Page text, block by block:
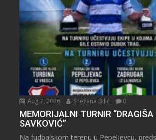
Aug 7, 2026 Snežana Bilić 0
MEMORIJALNI TURNIR “DRAGIŠA
SAVKOVIĆ”
Na fudbalskom terenu u Pepeljevcu,